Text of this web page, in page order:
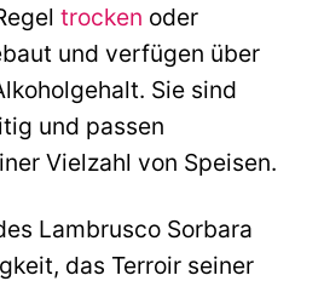
trocken oder
und verfügen über
Sie sind
und passen
Vielzahl von Speisen.
Lambrusco Sorbara
das Terroir seiner